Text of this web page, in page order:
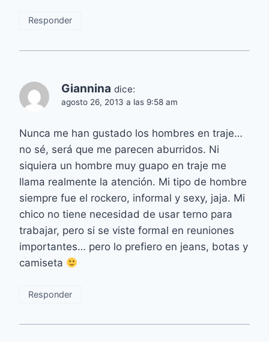
Responder
Giannina dice:
agosto 26, 2013 a las 9:58 am
Nunca me han gustado los hombres en traje…
no sé, será que me parecen aburridos. Ni
siquiera un hombre muy guapo en traje me
llama realmente la atención. Mi tipo de hombre
siempre fue el rockero, informal y sexy, jaja. Mi
chico no tiene necesidad de usar terno para
trabajar, pero si se viste formal en reuniones
importantes… pero lo prefiero en jeans, botas y
camiseta
Responder